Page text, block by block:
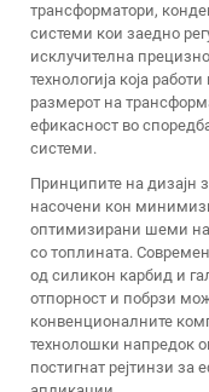
трансформатори,
системи кои заедно
исклучителна
технологија која
размерот на
ефикасност во
системи.
Принципите на дизајн
насочени кон
оптимизирани шеми
со топлината.
од силикон карбид и
отпорност и побрзи
конвенционалните
технолошки напредок
постигнат рејтинзи за